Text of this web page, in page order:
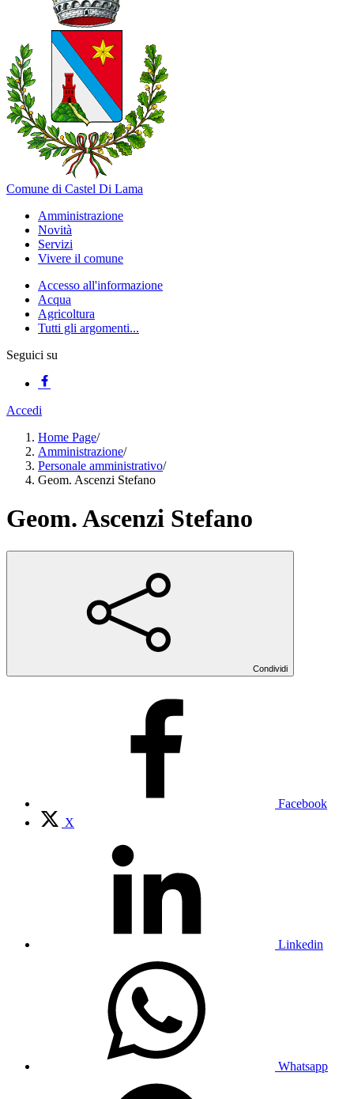
Comune di Castel Di Lama
Amministrazione
Novità
Servizi
Vivere il comune
Accesso all'informazione
Acqua
Agricoltura
Tutti gli argomenti...
Seguici su
Accedi
Home Page/
Amministrazione/
Personale amministrativo/
Geom. Ascenzi Stefano
Geom. Ascenzi Stefano
Condividi
Facebook
X
Linkedin
Whatsapp